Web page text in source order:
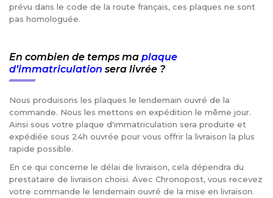
prévu dans le code de la route français, ces plaques ne sont
pas homologuée.
En combien de temps ma plaque
d’immatriculation sera livrée ?
Nous produisons les plaques le lendemain ouvré de la
commande. Nous les mettons en expédition le même jour.
Ainsi sous votre plaque d'immatriculation sera produite et
expédiée sous 24h ouvrée pour vous offrir la livraison la plus
rapide possible.
En ce qui concerne le délai de livraison, cela dépendra du
prestataire de livraison choisi. Avec Chronopost, vous recevez
votre commande le lendemain ouvré de la mise en livraison.